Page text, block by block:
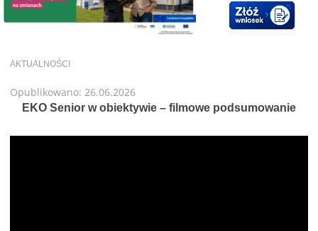
AKTUALNOŚCI
Opublikowano: 26.06.2026
EKO Senior w obiektywie – filmowe podsumowanie